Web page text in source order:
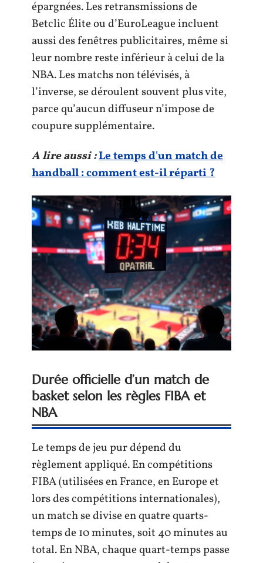
épargnées. Les retransmissions de
Betclic Élite ou d’EuroLeague incluent
aussi des fenêtres publicitaires, même si
leur nombre reste inférieur à celui de la
NBA. Les matchs non télévisés, à
l’inverse, se déroulent souvent plus vite,
parce qu’aucun diffuseur n’impose de
coupure supplémentaire.
A lire aussi :Le temps d'un match de
handball : comment est-il réparti ?
Durée officielle d’un match de
basket selon les règles FIBA et
NBA
Le temps de jeu pur dépend du
règlement appliqué. En compétitions
FIBA (utilisées en France, en Europe et
lors des compétitions internationales),
un match se divise en quatre quarts-
temps de 10 minutes, soit 40 minutes au
total. En NBA, chaque quart-temps passe